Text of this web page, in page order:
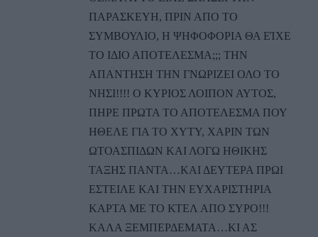
ΠΑΡΑΣΚΕΥΗ, ΠΡΙΝ ΑΠΟ ΤΟ
ΣΥΜΒΟΥΛΙΟ, Η ΨΗΦΟΦΟΡΙΑ ΘΑ ΕΊΧΕ
ΤΟ ΙΔΙΟ ΑΠΟΤΕΛΕΣΜΑ;;; ΤΗΝ
ΑΠΑΝΤΗΣΗ ΤΗΝ ΓΝΩΡΙΖΕΙ ΟΛΟ ΤΟ
ΝΗΣΙ!!!! Ο ΚΥΡΙΟΣ ΛΟΙΠΟΝ ΑΥΤΟΣ,
ΠΗΡΕ ΠΡΩΤΑ ΤΟ ΑΠΟΤΕΛΕΣΜΑ ΠΟΥ
ΗΘΕΛΕ ΓΙΑ ΤΟ ΧΥΤΥ, ΧΑΡΙΝ ΤΩΝ
ΩΤΟΑΣΠΙΔΩΝ ΚΑΙ ΛΟΓΩ ΗΘΙΚΗΣ
ΤΑΞΗΣ ΠΑΝΤΑ…ΚΑΙ ΔΕΥΤΕΡΑ ΠΡΩΙ
ΕΣΤΕΙΛΕ ΚΑΙ ΤΗΝ ΕΥΧΑΡΙΣΤΗΡΙΑ
ΚΑΡΤΑ ΜΕ ΤΟ ΚΤΕΛ ΑΠΟ ΣΥΡΟ!!!
ΚΑΛΑ ΞΕΜΠΕΡΔΕΜΑΤΑ…ΚΙ ΑΣ